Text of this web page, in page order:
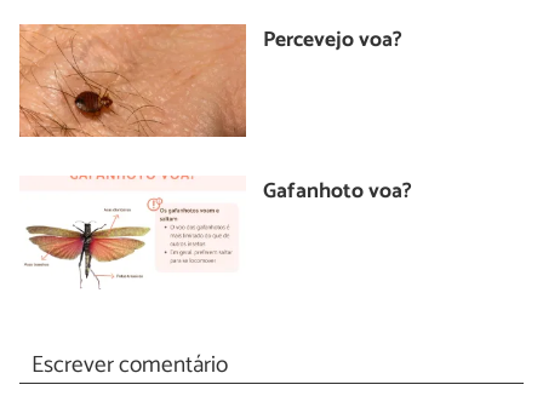
Percevejo voa?
Gafanhoto voa?
Escrever comentário